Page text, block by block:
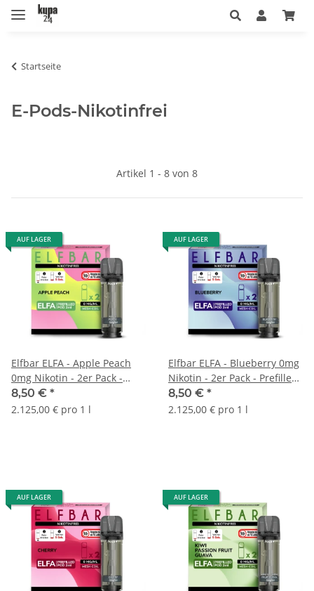
Startseite
E-Pods-Nikotinfrei
Artikel 1 - 8 von 8
AUF LAGER
Elfbar ELFA - Apple Peach
0mg Nikotin - 2er Pack -
Prefilled Pod
8,50 € *
2.125,00 € pro 1 l
AUF LAGER
Elfbar ELFA - Blueberry 0mg
Nikotin - 2er Pack - Prefilled
Pod
8,50 € *
2.125,00 € pro 1 l
AUF LAGER AUF LAGER